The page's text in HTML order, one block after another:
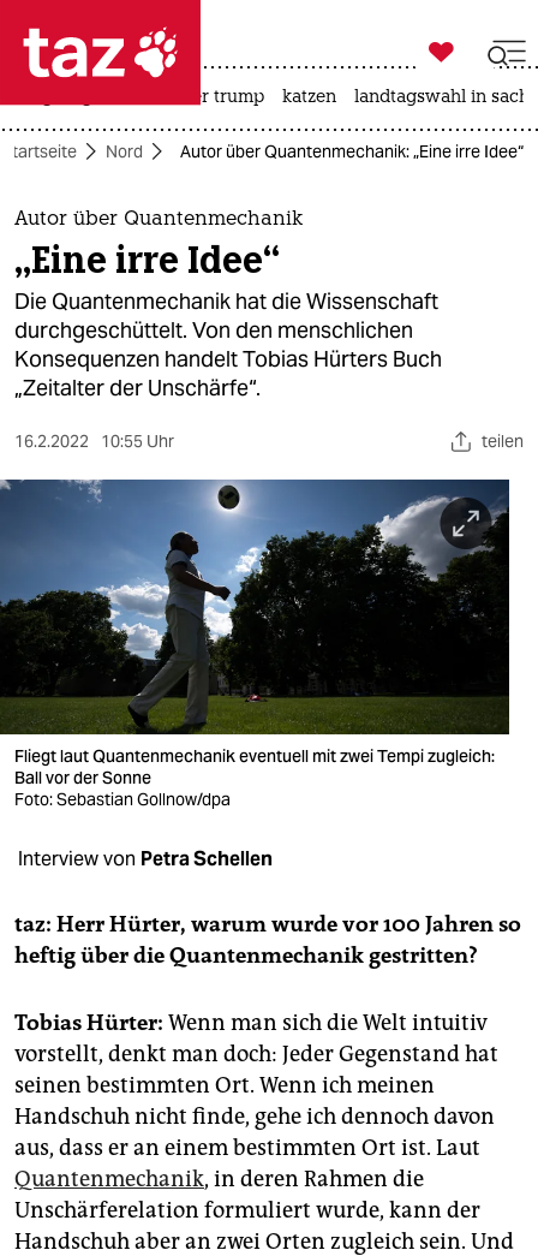
 taz zahl ich
taz zahl ich
themen
politik
öko
gesellschaft
kultur
sport
nord
wahrheit
verlag
verlag
veranstaltungen
unterstützen
genossenschaft
epaper login

taz zahl ich
usa unter trump katzen landtagswahl in
Startseite Nord Autor über Quantenmechanik: „Eine irre Idee“
Autor über Quantenmechanik
„Eine irre Idee“
Die Quantenmechanik hat die Wissenschaft
durchgeschüttelt. Von den menschlichen
Konsequenzen handelt Tobias Hürters Buch
„Zeitalter der Unschärfe“.
16.2.2022 10:55 Uhr teilen
Fliegt laut Quantenmechanik eventuell mit zwei Tempi zugleich:
Ball vor der Sonne
Foto: Sebastian Gollnow/dpa
Interview von Petra Schellen
taz: Herr Hürter, warum wurde vor 100 Jahren so
heftig über die Quantenmechanik gestritten?
Tobias Hürter: Wenn man sich die Welt intuitiv
vorstellt, denkt man doch: Jeder Gegenstand hat
seinen bestimmten Ort. Wenn ich meinen
Handschuh nicht finde, gehe ich dennoch davon
aus, dass er an einem bestimmten Ort ist. Laut
Quantenmechanik, in deren Rahmen die
Unschärferelation formuliert wurde, kann der
Handschuh aber an zwei Orten zugleich sein. Und